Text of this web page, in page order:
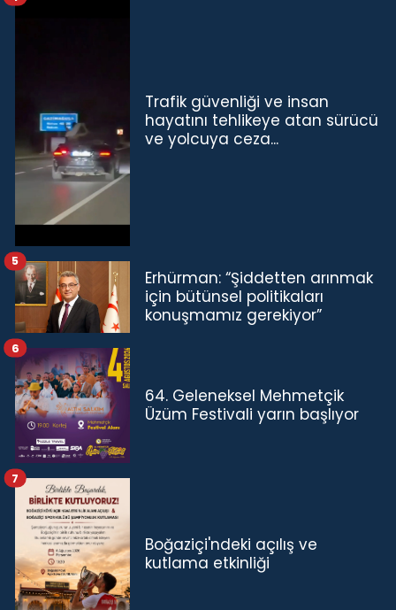
Trafik güvenliği ve insan
hayatını tehlikeye atan sürücü
ve yolcuya ceza...
Erhürman: “Şiddetten arınmak
için bütünsel politikaları
konuşmamız gerekiyor”
5
64. Geleneksel Mehmetçik
Üzüm Festivali yarın başlıyor
6
Boğaziçi'ndeki açılış ve
kutlama etkinliği
7